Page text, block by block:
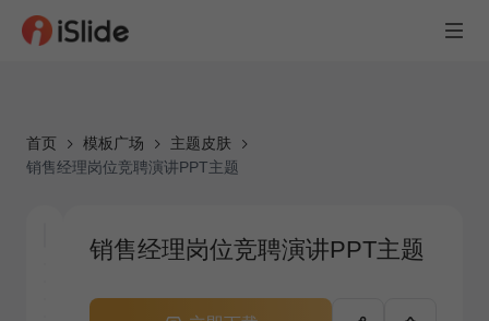
首页 模板广场
主题皮肤
销售经理岗位竞聘演讲PPT主题
销售经理岗位竞聘演讲PPT主题